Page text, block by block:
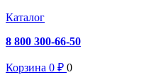
Каталог
8 800 300-66-50
Корзина 0 ₽ 0